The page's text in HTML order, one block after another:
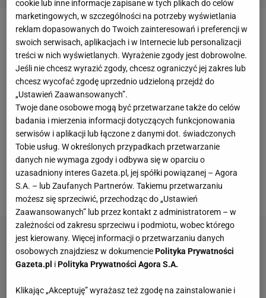
Ogromne kontrowersje w środowisku piłkarskim
wywołała decyzja brytyjskiego rządu, który zwolnił z
kwarantanny VIP-ów przybywających na półfinały i
finałEuro 2020. Ta decyzja nie obowiązuje
natomiast kibiców spoza Wielkiej Brytanii, którzy z
tego powodu nie będą mogli się pojawić na
Wembley i wspierać swoich drużyn. Na dodatek
pojawiają się głosy o faworyzowaniu reprezentacji
Anglii, ponieważ tylko ona może trenować przed
meczem na stadionie.
cookie lub inne informacje zapisane w tych plikach do celów
marketingowych, w szczególności na potrzeby wyświetlania
reklam dopasowanych do Twoich zainteresowań i preferencji w
swoich serwisach, aplikacjach i w Internecie lub personalizacji
treści w nich wyświetlanych. Wyrażenie zgody jest dobrowolne.
Jeśli nie chcesz wyrazić zgody, chcesz ograniczyć jej zakres lub
chcesz wycofać zgodę uprzednio udzieloną przejdź do
„Ustawień Zaawansowanych”.
Twoje dane osobowe mogą być przetwarzane także do celów
badania i mierzenia informacji dotyczących funkcjonowania
serwisów i aplikacji lub łączone z danymi dot. świadczonych
Tobie usług. W określonych przypadkach przetwarzanie
danych nie wymaga zgody i odbywa się w oparciu o
uzasadniony interes Gazeta.pl, jej spółki powiązanej – Agora
S.A. – lub Zaufanych Partnerów. Takiemu przetwarzaniu
możesz się sprzeciwić, przechodząc do „Ustawień
Zaawansowanych” lub przez kontakt z administratorem – w
zależności od zakresu sprzeciwu i podmiotu, wobec którego
jest kierowany. Więcej informacji o przetwarzaniu danych
osobowych znajdziesz w dokumenciePolityka Prywatności
Gazeta.pl iPolityka Prywatności Agora S.A.
Klikając „Akceptuję” wyrażasz też zgodę na zainstalowanie i